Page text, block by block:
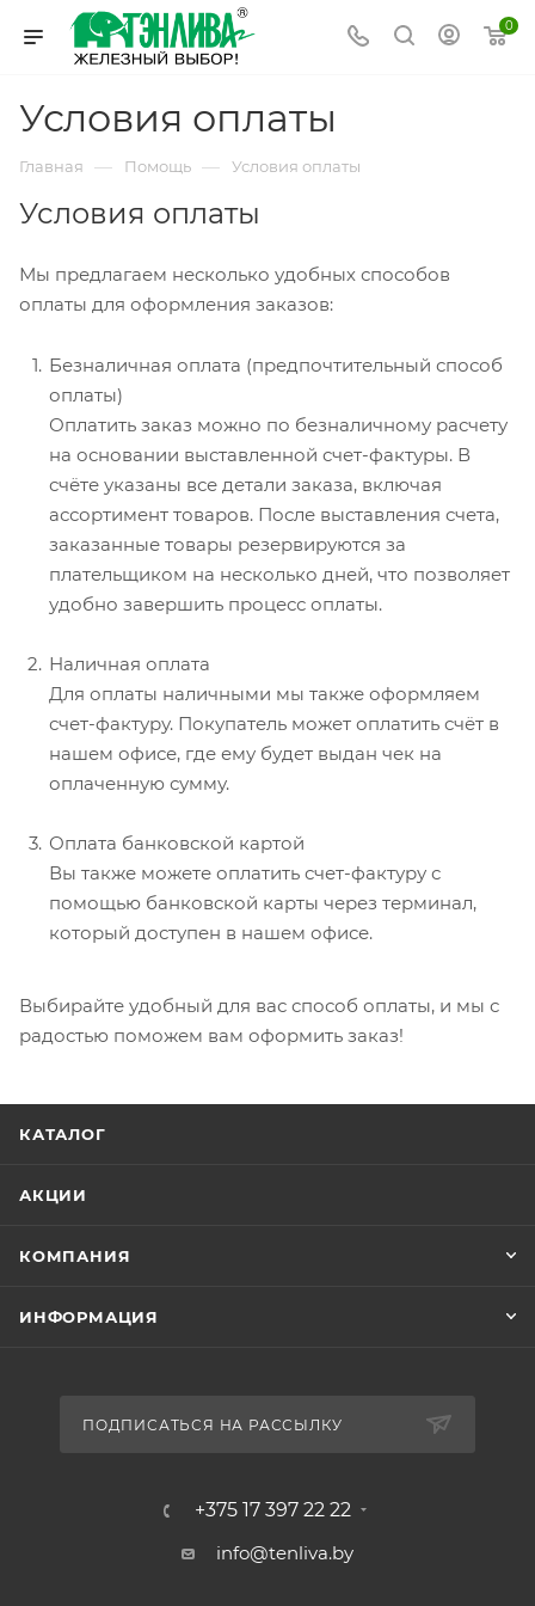
0
Условия оплаты
Главная — Помощь — Условия оплаты
Условия оплаты
Мы предлагаем несколько удобных способов
оплаты для оформления заказов:
Безналичная оплата (предпочтительный способ
оплаты)
Оплатить заказ можно по безналичному расчету
на основании выставленной счет-фактуры. В
счёте указаны все детали заказа, включая
ассортимент товаров. После выставления счета,
заказанные товары резервируются за
плательщиком на несколько дней, что позволяет
удобно завершить процесс оплаты.
Наличная оплата
Для оплаты наличными мы также оформляем
счет-фактуру. Покупатель может оплатить счёт в
нашем офисе, где ему будет выдан чек на
оплаченную сумму.
Оплата банковской картой
Вы также можете оплатить счет-фактуру с
помощью банковской карты через терминал,
который доступен в нашем офисе.
Выбирайте удобный для вас способ оплаты, и мы с
радостью поможем вам оформить заказ!
КАТАЛОГ
АКЦИИ
КОМПАНИЯ
ИНФОРМАЦИЯ
ПОДПИСАТЬСЯ НА РАССЫЛКУ
+375 17 397 22 22
info@tenliva.by